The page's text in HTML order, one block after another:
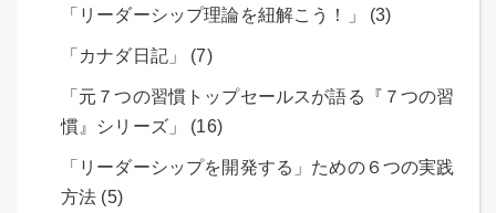
「リーダーシップ理論を紐解こう！」 (3)
「カナダ日記」 (7)
「元７つの習慣トップセールスが語る『７つの習
慣』シリーズ」 (16)
「リーダーシップを開発する」ための６つの実践
方法 (5)